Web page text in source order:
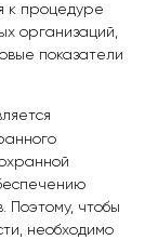
к процедуре
организаций,
показатели
Поэтому, чтобы
необходимо